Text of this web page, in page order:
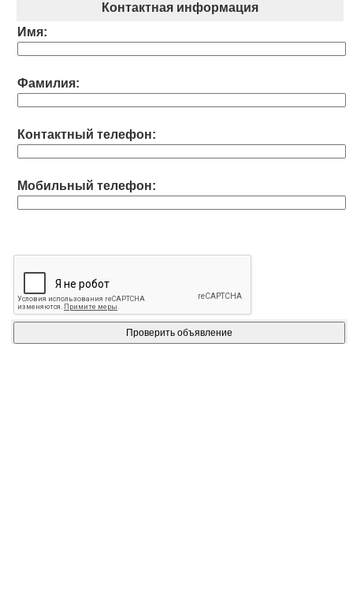
Контактная информация
Имя:
Фамилия:
Контактный телефон:
Мобильный телефон: